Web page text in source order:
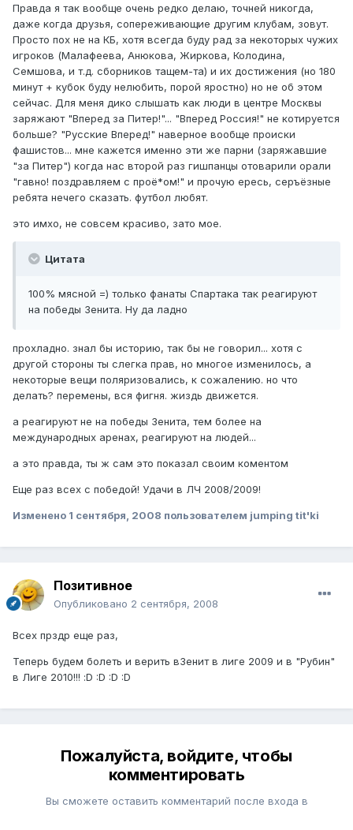
Правда я так вообще очень редко делаю, точней никогда,
даже когда друзья, сопереживающие другим клубам, зовут.
Просто пох не на КБ, хотя всегда буду рад за некоторых чужих
игроков (Малафеева, Анюкова, Жиркова, Колодина,
Семшова, и т.д. сборников тащем-та) и их достижения (но 180
минут + кубок буду нелюбить, порой яростно) но не об этом
сейчас. Для меня дико слышать как люди в центре Москвы
заряжают "Вперед за Питер!"... "Вперед Россия!" не котируется
больше? "Русские Вперед!" наверное вообще происки
фашистов... мне кажется именно эти же парни (заряжавшие
"за Питер") когда нас второй раз гишпанцы отоварили орали
"гавно! поздравляем с проё*ом!" и прочую ересь, серъёзные
ребята нечего сказать. футбол любят.
это имхо, не совсем красиво, зато мое.
Цитата
100% мясной =) только фанаты Спартака так реагируют
на победы Зенита. Ну да ладно
прохладно. знал бы историю, так бы не говорил... хотя с
другой стороны ты слегка прав, но многое изменилось, а
некоторые вещи поляризовались, к сожалению. но что
делать? перемены, вся фигня. жиздь движется.
а реагируют не на победы Зенита, тем более на
международных аренах, реагируют на людей...
а это правда, ты ж сам это показал своим коментом
Еще раз всех с победой! Удачи в ЛЧ 2008/2009!
Изменено 1 сентября, 2008 пользователем jumping tit'ki
Позитивное
Опубликовано 2 сентября, 2008
Всех прздр еще раз,
Теперь будем болеть и верить вЗенит в лиге 2009 и в "Рубин"
в Лиге 2010!!! :D :D :D :D
Пожалуйста, войдите, чтобы
комментировать
Вы сможете оставить комментарий после входа в